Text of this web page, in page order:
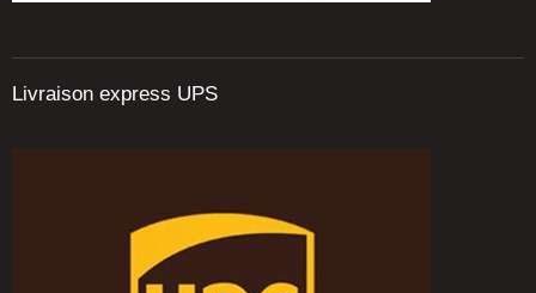
Livraison express UPS